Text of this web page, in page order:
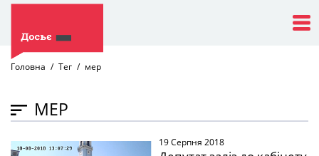
Головна Тег мер
МЕР
" /> 19 Серпня 2018